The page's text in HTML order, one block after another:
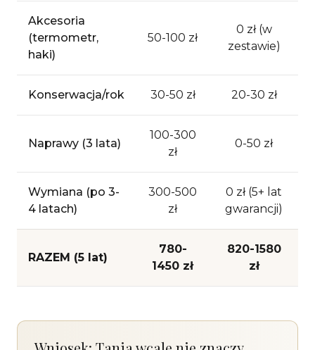
Akcesoria
(termometr,
haki)
50-100 zł
0 zł (w
zestawie)
Konserwacja/rok 30-50 zł 20-30 zł
Naprawy (3 lata)
100-300
zł
0-50 zł
Wymiana (po 3-
4 latach)
300-500
zł
0 zł (5+ lat
gwarancji)
RAZEM (5 lat)
780-
1450 zł
820-1580
zł